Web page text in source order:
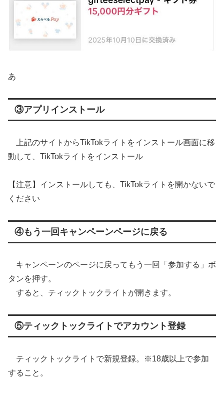
あ
③アプリインストール
上記のサイトからTikTokライトをインストール画面に移
動して、TikTokライトをインストール
【注意】インストールしても、TikTokライトを開かないで
ください
④もう一回キャンペーンページに戻る
キャンペーンのページに戻ってもう一回「参加する」ボ
タンを押す。
すると、ティックトックライトが開きます。
⑤ティックトックライトでアカウント登録
ティックトックライトで新規登録。※18歳以上で参加
すること。